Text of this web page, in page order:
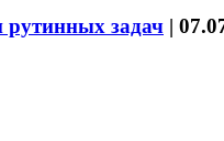
рутинных задач |